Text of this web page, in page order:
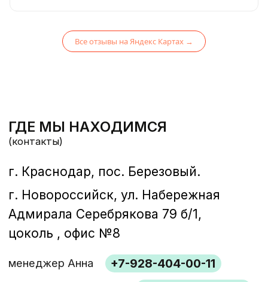
Все отзывы на Яндекс Картах →
ИЗДЕЛИЯ
УСЛУГИ
Изделия из закаленного стекла